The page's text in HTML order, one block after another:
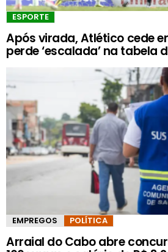
ESPORTE
Após virada, Atlético cede
perde ‘escalada’ na tabela
EMPREGOS POLÍTICA
Arraial do Cabo abre